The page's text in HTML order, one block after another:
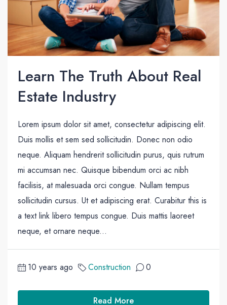
Learn The Truth About Real
Estate Industry
Lorem ipsum dolor sit amet, consectetur adipiscing elit.
Duis mollis et sem sed sollicitudin. Donec non odio
neque. Aliquam hendrerit sollicitudin purus, quis rutrum
mi accumsan nec. Quisque bibendum orci ac nibh
facilisis, at malesuada orci congue. Nullam tempus
sollicitudin cursus. Ut et adipiscing erat. Curabitur this is
a text link libero tempus congue. Duis mattis laoreet
neque, et ornare neque...
10 years ago Construction 0
Read More